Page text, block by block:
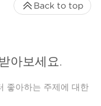
아보세요.
좋아하는 주제에 대한
Back to top